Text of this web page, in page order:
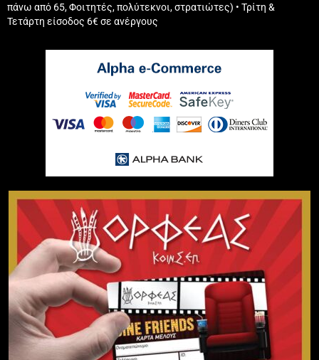
πάνω από 65, Φοιτητές, πολύτεκνοι, στρατιώτες) • Τρίτη &
Τετάρτη είσοδος 6€ σε ανέργους